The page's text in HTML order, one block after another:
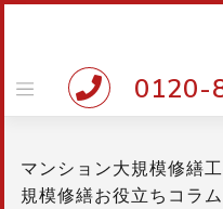
0120-
マンション大規模修繕
規模修繕お役立ちコラム